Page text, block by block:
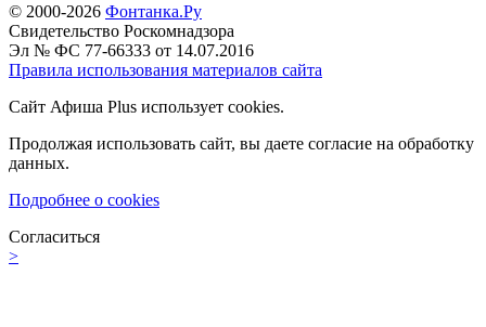
© 2000-2026 Фонтанка.Ру
Свидетельство Роскомнадзора
Эл № ФС 77-66333 от 14.07.2016
Правила использования материалов сайта
Сайт Афиша Plus использует cookies.
Продолжая использовать сайт, вы даете согласие на обработку
данных.
Подробнее о cookies
Согласиться
>